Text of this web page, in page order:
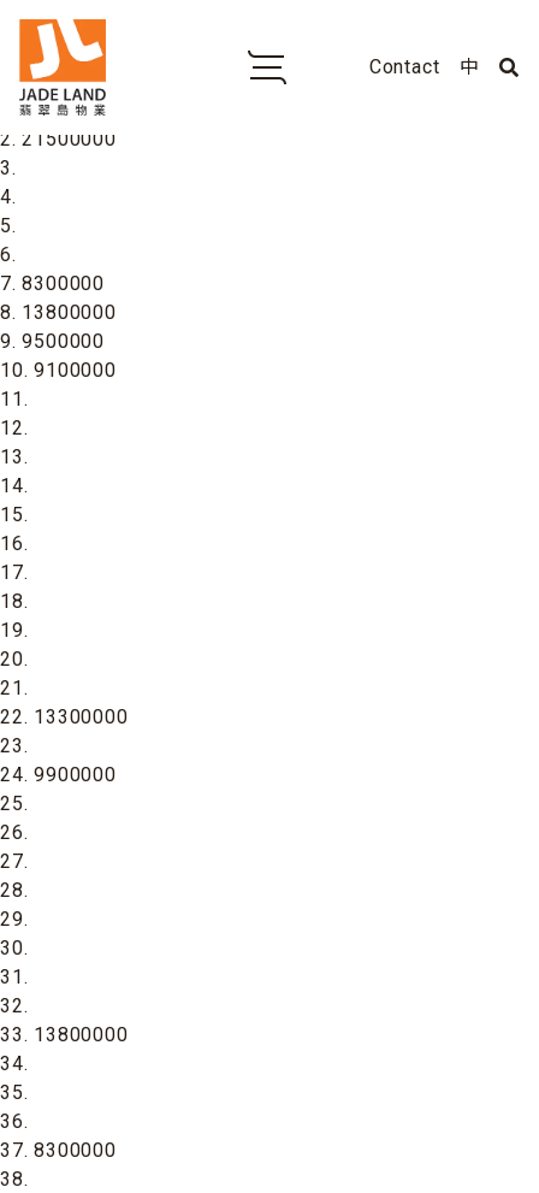
Contact
中
1. 21000000
2. 21500000
3.
4.
5.
6.
7. 8300000
8. 13800000
9. 9500000
10. 9100000
11.
12.
13.
14.
15.
16.
17.
18.
19.
20.
21.
22. 13300000
23.
24. 9900000
25.
26.
27.
28.
29.
30.
31.
32.
33. 13800000
34.
35.
36.
37. 8300000
38.